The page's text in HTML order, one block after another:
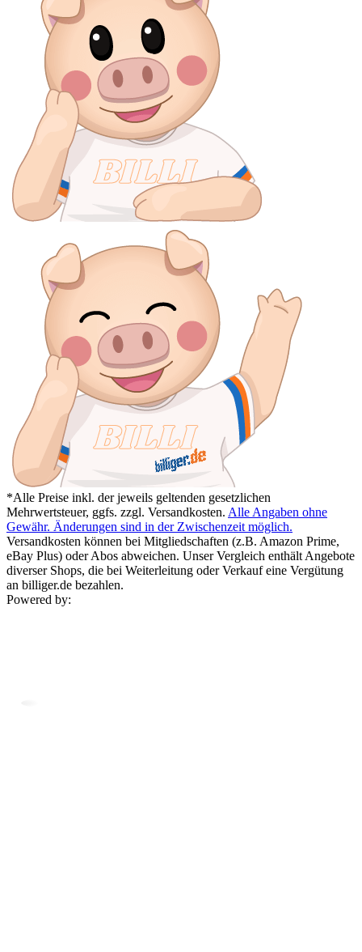
*Alle Preise inkl. der jeweils geltenden gesetzlichen
Mehrwertsteuer, ggfs. zzgl. Versandkosten. Alle Angaben ohne
Gewähr. Änderungen sind in der Zwischenzeit möglich.
Versandkosten können bei Mitgliedschaften (z.B. Amazon Prime,
eBay Plus) oder Abos abweichen. Unser Vergleich enthält Angebote
diverser Shops, die bei Weiterleitung oder Verkauf eine Vergütung
an billiger.de bezahlen.
Powered by: